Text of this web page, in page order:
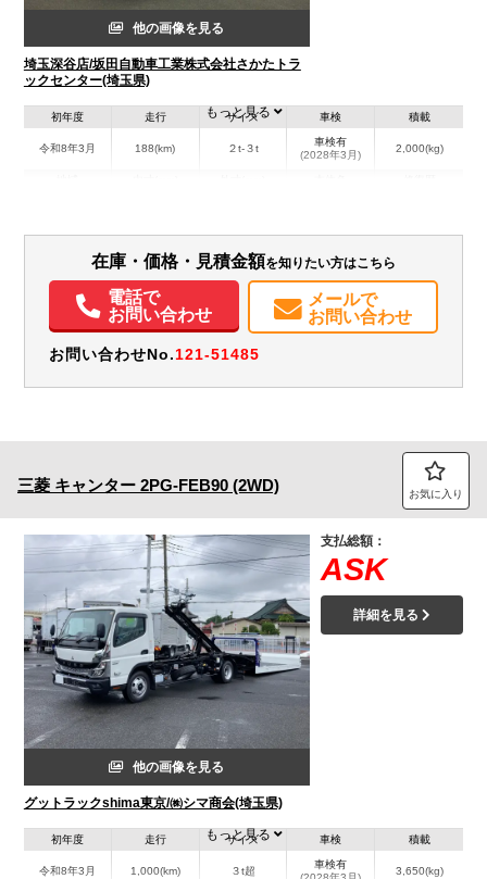
他の画像を見る
埼玉深谷店/坂田自動車工業株式会社さかたトラ
ックセンター(埼玉県)
初年度
令和8年3月
走行
188(km)
サイズ
２t-３t
車検
車検有
(2028年3月)
積載
2,000(kg)
装備情報
エアコン パワステ パワーウィンドウ ABS エアバッグ
電動格納ミラー
バックモニター
取扱説明書（一部含む） メンテナンスノート（保証書）
もっと見る
在庫・価格・見積金額を知りたい方はこちら
電話で
お問い合わせ
メールで
お問い合わせ
お問い合わせNo.121-51485
三菱 キャンター 2PG-FEB90 (2WD) お気に入り
他の画像を見る
グットラックshima東京/㈱シマ商会(埼玉県)
支払総額：
ASK
詳細を見る
初年度
令和8年3月
走行
1,000(km)
サイズ
３t超
車検
車検有
積載
3,650(kg)
もっと見る